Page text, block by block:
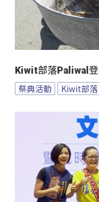
Kiwit部落Paliwal
祭典活動 Kiwit部落